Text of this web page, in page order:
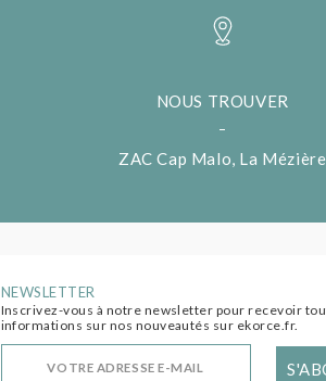
NOUS TROUVER
ZAC Cap Malo, La Mézière
NEWSLETTER
Inscrivez-vous à notre newsletter pour recevoir
informations sur nos nouveautés sur ekorce.fr.